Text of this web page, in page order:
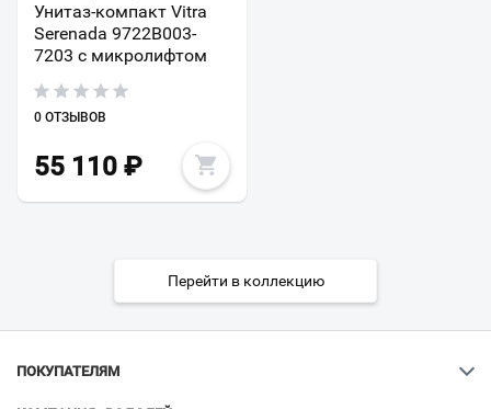
Унитаз-компакт Vitra
Serenada 9722B003-
7203 с микролифтом
0 ОТЗЫВОВ
55 110 ₽
Перейти в коллекцию
ПОКУПАТЕЛЯМ